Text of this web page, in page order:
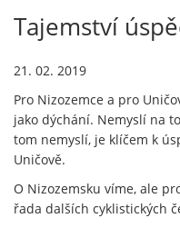
Tajemství
21. 02. 2019
Pro Nizozemce a pro
jako dýchání. Nemyslí na
tom nemyslí, je klíčem k
Uničově.
O Nizozemsku víme, ale
řada dalších cyklistických